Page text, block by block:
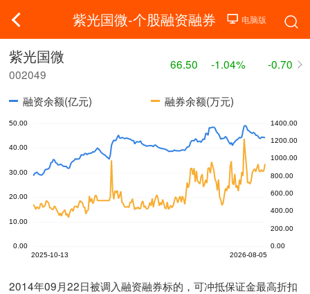
紫光国微-个股融资融券
紫光国微
002049
66.50 -1.04% -0.70
融资余额(亿元) 融券余额(万元)
2014年09月22日被调入融资融券标的，可冲抵保证金最高折扣